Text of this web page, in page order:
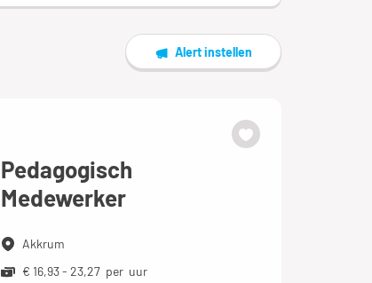
Alert instellen
Pedagogisch
Medewerker
Akkrum
€ 16,93 - 23,27 per uur